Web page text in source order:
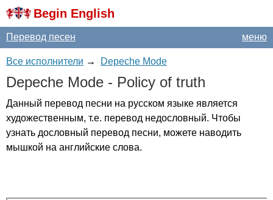
Begin English
меню
Перевод песен
Все исполнители → Depeche Mode
Depeche Mode - Policy of truth
Данный перевод песни на русском языке является
художественным, т.е. перевод недословный. Чтобы
узнать дословный перевод песни, можете наводить
мышкой на английские слова.